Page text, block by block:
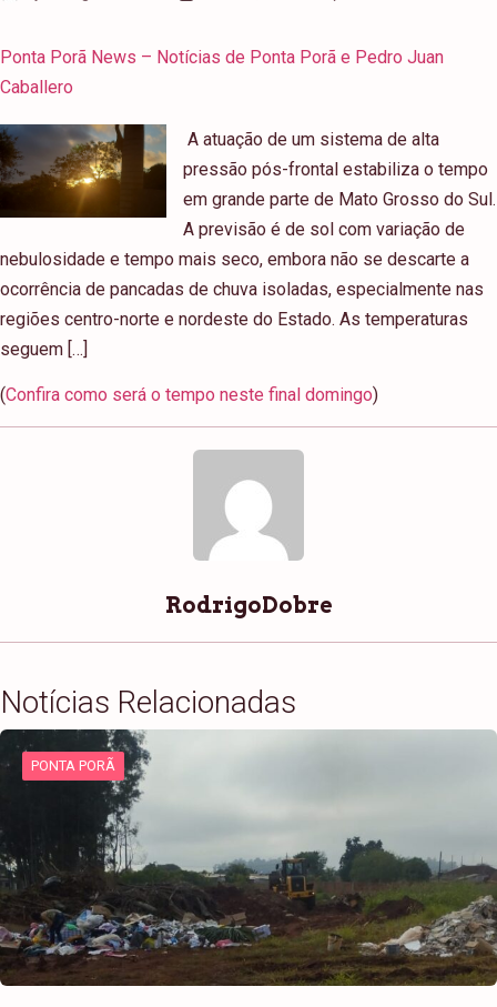
Ponta Porã News – Notícias de Ponta Porã e Pedro Juan
Caballero
A atuação de um sistema de alta
pressão pós-frontal estabiliza o tempo
em grande parte de Mato Grosso do Sul.
A previsão é de sol com variação de
nebulosidade e tempo mais seco, embora não se descarte a
ocorrência de pancadas de chuva isoladas, especialmente nas
regiões centro-norte e nordeste do Estado. As temperaturas
seguem […]
(Confira como será o tempo neste final domingo)
RodrigoDobre
Notícias Relacionadas
PONTA PORÃ